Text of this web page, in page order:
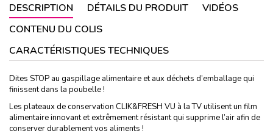
DESCRIPTION DÉTAILS DU PRODUIT
VIDÉOS
CONTENU DU COLIS
CARACTÉRISTIQUES TECHNIQUES
Dites STOP au gaspillage alimentaire et aux déchets d’emballage qui
finissent dans la poubelle !
Les plateaux de conservation CLIK&FRESH VU à la TV utilisent un film
alimentaire innovant et extrêmement résistant qui supprime l’air afin de
conserver durablement vos aliments !